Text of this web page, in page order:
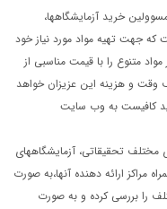
خرید آزمایشگاهها،
که جهت تهیه مواد مورد نیاز خود
متنوع را با قیمت مناسبی از
وقت و هزینه این عزیزان خواهد
کافیست به وب سایت
مختلف تحقیقاتی، آزمایشگاههای
ارائه دهنده آنها،به صورت
را بررسی کرده و به صورت